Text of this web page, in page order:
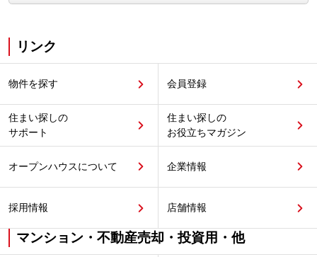
リンク
物件を探す 会員登録
住まい探しの
サポート
住まい探しの
お役立ちマガジン
オープンハウスについて 企業情報
採用情報 店舗情報
マンション・不動産売却・投資用・他